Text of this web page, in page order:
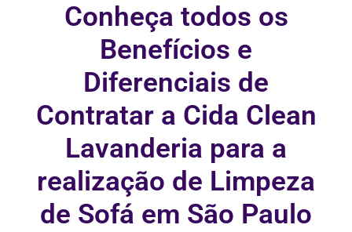
Conheça todos os
Benefícios e
Diferenciais de
Contratar a Cida Clean
Lavanderia para a
realização de Limpeza
de Sofá em São Paulo